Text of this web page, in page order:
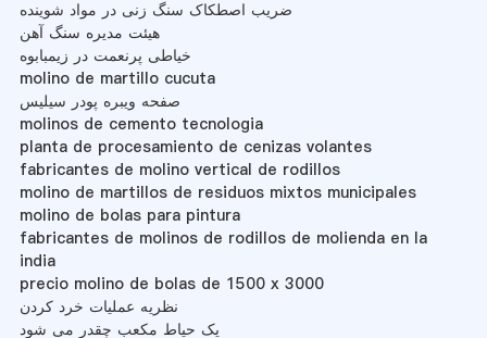
ضریب اصطکاک سنگ زنی در مواد شوینده
هیئت مدیره سنگ آهن
خیاطی پرنعمت در زیمبابوه
molino de martillo cucuta
صفحه ویبره پودر سیلیس
molinos de cemento tecnologia
planta de procesamiento de cenizas volantes
fabricantes de molino vertical de rodillos
molino de martillos de residuos mixtos municipales
molino de bolas para pintura
fabricantes de molinos de rodillos de molienda en la
india
precio molino de bolas de 1500 x 3000
نظریه عملیات خرد کردن
یک حیاط مکعب چقدر می شود